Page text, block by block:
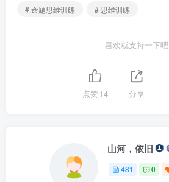
# 命题思维训练
# 思维训练
喜欢就支持一下吧
点赞14 分享
山河，依旧
481 0